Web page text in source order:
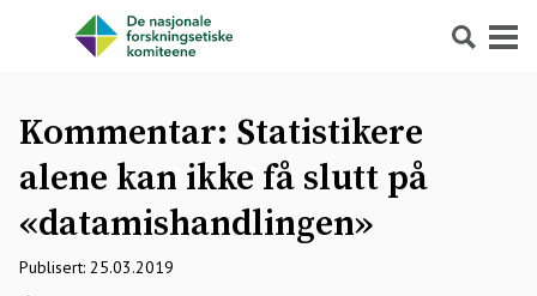
Søk Meny
Kommentar: Statistikere
alene kan ikke få slutt på
«datamishandlingen»
Publisert: 25.03.2019